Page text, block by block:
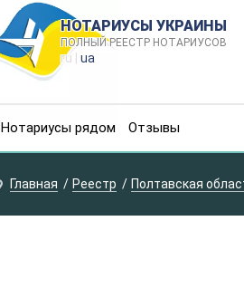
НОТАРИУСЫ УКРАИНЫ
ПОЛНЫЙ РЕЕСТР НОТАРИУСОВ
ru | ua
Нотариусы рядом Отзывы
Главная Реестр Полтавская